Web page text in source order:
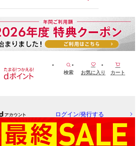
検索 お気に入り カート
ログイン/発行する